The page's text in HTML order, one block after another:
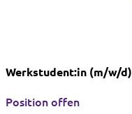
Werkstudent:in (m/w/d)
Position offen